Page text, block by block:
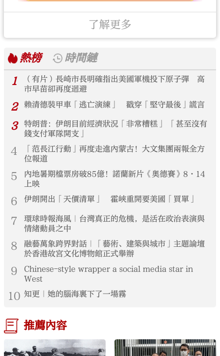
了解更多
熱榜
時間鏈
1
（有片）長崎市長明確指出美國軍機投下原子彈 高
市早苗卻再度迴避
2 賴清德裝甲車「逃亡演練」 戳穿「堅守最後」謊言
3
特朗普：伊朗目前經濟狀況「非常糟糕」 「甚至沒有
錢支付軍隊開支」
4
「范長江行動」再度走進內蒙古！大文集團兩報全方
位報道
5
內地暑期檔票房破85億！諾蘭新片《奧德賽》8·14
上映
6 伊朗開出「天價清單」 霍峽重開要美國「買單」
7
環球時報海風｜台灣真正的危機，是活在政治表演與
情緒動員之中
8
融藝萬象跨界對話｜「藝術、建築與城市」主題論壇
於香港故宮文化博物館正式舉辦
9
Chinese-style wrapper a social media star in
West
10 知更｜她的腦海裏下了一場霧
推薦內容